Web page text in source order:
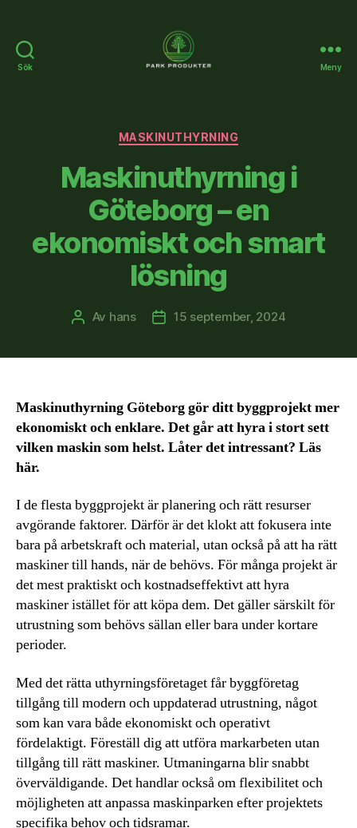
Sök Meny
Kategorier
MASKINUTHYRNING
Maskinuthyrning i
Göteborg – en
ekonomiskt och smart
lösning
Inläggsförfattare
Av hans Inläggsdatum
15 september, 2024
Maskinuthyrning Göteborg gör ditt byggprojekt mer
ekonomiskt och enklare. Det går att hyra i stort sett
vilken maskin som helst. Låter det intressant? Läs
här.
I de flesta byggprojekt är planering och rätt resurser
avgörande faktorer. Därför är det klokt att fokusera inte
bara på arbetskraft och material, utan också på att ha rätt
maskiner till hands, när de behövs. För många projekt är
det mest praktiskt och kostnadseffektivt att hyra
maskiner istället för att köpa dem. Det gäller särskilt för
utrustning som behövs sällan eller bara under kortare
perioder.
Med det rätta uthyrningsföretaget får byggföretag
tillgång till modern och uppdaterad utrustning, något
som kan vara både ekonomiskt och operativt
fördelaktigt. Föreställ dig att utföra markarbeten utan
tillgång till rätt maskiner. Utmaningarna blir snabbt
överväldigande. Det handlar också om flexibilitet och
möjligheten att anpassa maskinparken efter projektets
specifika behov och tidsramar.